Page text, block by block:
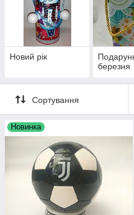
Підприємства,школи і
упаковки і наповнюйте їх
Новий рік
березня
Сортування
Новинка